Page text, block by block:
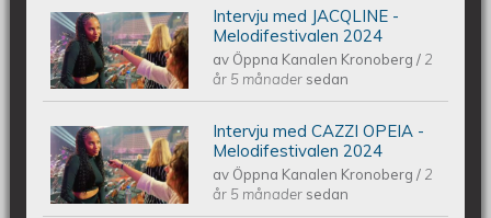
Intervju med JACQLINE -
Melodifestivalen 2024
Intervju med JACQLINE -
Melodifestivalen 2024
av Öppna Kanalen Kronoberg/ 2
år 5 månader sedan
Intervju med CAZZI OPEIA -
Melodifestivalen 2024
Intervju med CAZZI OPEIA -
Melodifestivalen 2024
av Öppna Kanalen Kronoberg/ 2
år 5 månader sedan